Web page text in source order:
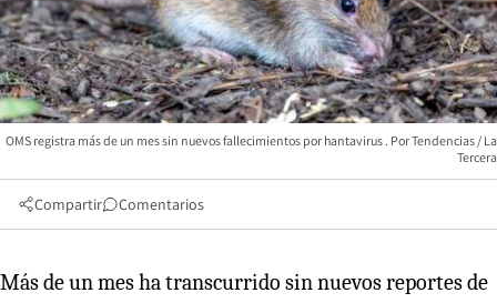
OMS registra más de un mes sin nuevos fallecimientos por hantavirus
Tendencias / La
Tercera
Compartir Comentarios
Más de un mes ha transcurrido sin nuevos reportes de